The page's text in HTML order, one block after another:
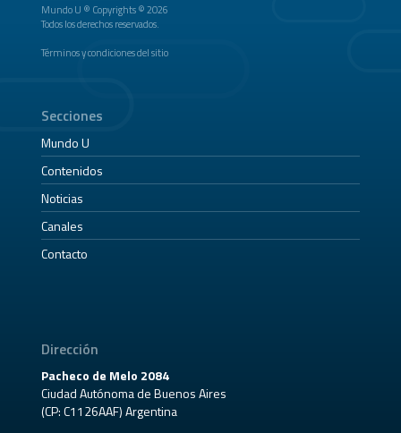
Mundo U ® Copyrights © 2026
Todos los derechos reservados.
Términos y condiciones del sitio
Secciones
Mundo U
Contenidos
Noticias
Canales
Contacto
Dirección
Pacheco de Melo 2084
Ciudad Autónoma de Buenos Aires
(CP: C1126AAF) Argentina